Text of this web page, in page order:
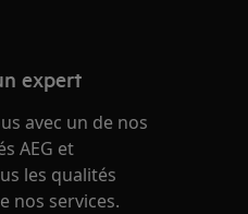
expert
avec un de nos
AEG et
les qualités
nos services.